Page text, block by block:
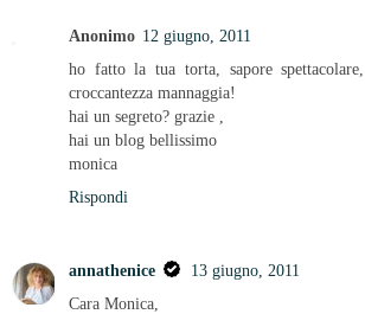
Anonimo 12 giugno, 2011
ho fatto la tua torta, sapore
croccantezza mannaggia!
hai un segreto? grazie ,
hai un blog bellissimo
monica
Rispondi
annathenice
13 giugno, 2011
Cara Monica,